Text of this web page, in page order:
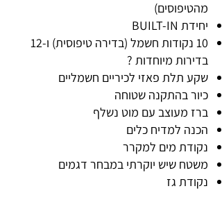
מהטיפוסים)
יחידת BUILT-IN
10 נקודות חשמל (בדירה טיפוסית) ו-12
בדירות מיוחדות ?
שקע תלת פאזי לכיריים חשמליים
כיור בהתקנה שטוחה
ברז מעוצב עם מוט נשלף
הכנה למדיח כלים
נקודת מים למקרר
משטח שיש יוקרתי במבחר דגמים
נקודת גז